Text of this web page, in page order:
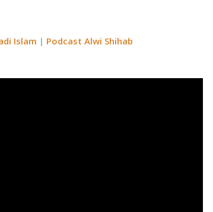
Islam | Podcast Alwi Shihab